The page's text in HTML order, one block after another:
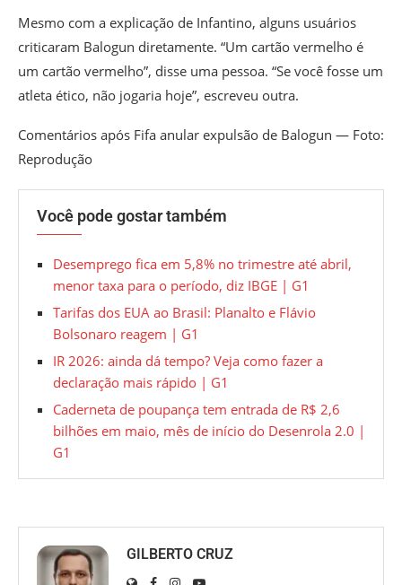
Mesmo com a explicação de Infantino, alguns usuários
criticaram Balogun diretamente. “Um cartão vermelho é
um cartão vermelho”, disse uma pessoa. “Se você fosse um
atleta ético, não jogaria hoje”, escreveu outra.
Comentários após Fifa anular expulsão de Balogun — Foto:
Reprodução
Você pode gostar também
Desemprego fica em 5,8% no trimestre até abril,
menor taxa para o período, diz IBGE | G1
Tarifas dos EUA ao Brasil: Planalto e Flávio
Bolsonaro reagem | G1
IR 2026: ainda dá tempo? Veja como fazer a
declaração mais rápido | G1
Caderneta de poupança tem entrada de R$ 2,6
bilhões em maio, mês de início do Desenrola 2.0 |
G1
GILBERTO CRUZ